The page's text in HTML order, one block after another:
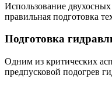
Использование
правильная подготовка
Подготовка
Одним из критических
предпусковой подогрев